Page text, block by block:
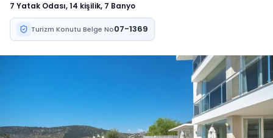
7 Yatak Odası, 14 kişilik, 7 Banyo
Turizm Konutu Belge No07-1369